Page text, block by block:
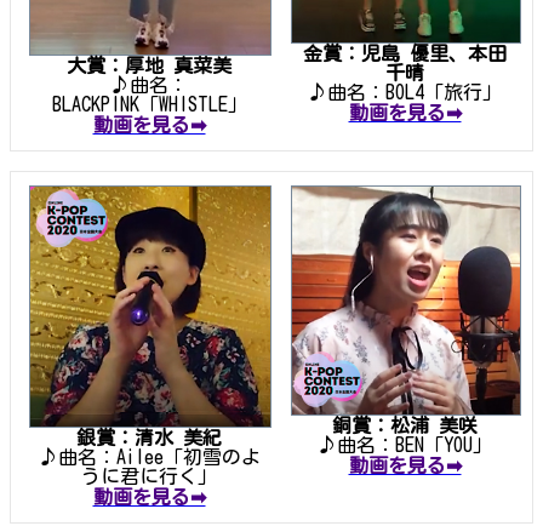
大賞：厚地 真菜美
♪曲名：
BLACKPINK「WHISTLE」
動画を見る➡
金賞：児島 優里、本田
千晴
♪曲名：BOL4「旅行」
動画を見る➡
銀賞：清水 美紀
♪曲名：Ailee「初雪のよ
うに君に行く」
動画を見る➡
銅賞：松浦 美咲
♪曲名：BEN「YOU」
動画を見る➡